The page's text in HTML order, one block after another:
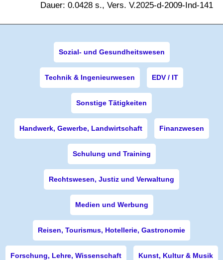
Dauer: 0.0428 s., Vers. V.2025-d-2009-Ind-141
Sozial- und Gesundheitswesen
Technik & Ingenieurwesen EDV / IT
Sonstige Tätigkeiten
Handwerk, Gewerbe, Landwirtschaft Finanzwesen
Schulung und Training
Rechtswesen, Justiz und Verwaltung
Medien und Werbung
Reisen, Tourismus, Hotellerie, Gastronomie
Forschung, Lehre, Wissenschaft Kunst, Kultur & Musik